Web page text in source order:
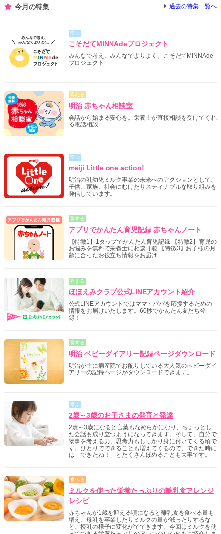
今月の特集 過去の特集一覧へ
学ぶ
こそだてMINNAdeプロジェクト
みんなで考え、みんなでよりよく。こそだてMINNAde
プロジェクト
尋ねる
明治 赤ちゃん相談室
会話から始まる安心を。栄養士が直接相談を受けてくれ
る電話相談
学ぶ
meiji Little one action!
明治の乳幼児ミルク事業の未来へのアクションとして、
子供、家族、社会にむけたサスティナブルな取り組みを
発信しています。
得する
アプリでかんたん育児記録 赤ちゃんノート
【特徴1】1タップでかんたん育児記録 【特徴2】育児の
お悩みを無料で栄養士に相談可能 【特徴3】お子様の月
齢に合ったお役立ち情報をお届け
得する
ほほえみクラブ公式LINEアカウント紹介
公式LINEアカウントではママ・パパを応援するための
情報をお届けいたします。60秒でかんたん友だち登
録！
得する
明治 ベビーダイアリー記録ページダウンロード
明治が主に病産院でお配りしている大人気のベビーダイ
アリーの記録ページがダウンロードできます。
学ぶ
2歳～3歳のお子さまの発育と発達
2歳～3歳になると言葉もなめらかになり、ちょっとし
た会話も成り立つようになってきます。そして、自分で
物事を考える力、思考力もしっかり身に付いてくる頃で
す。ひとりでできることも増えてくるので、できた時に
は「できたね！」とたくさんほめることも大事です。
食べる
ミルクを使った栄養たっぷりの離乳食アレンジ
レシピ
赤ちゃんが1歳を迎える頃になると離乳食を食べる量も
増え、母乳を卒業したりミルクの量が減ったりするな
ど、授乳の様子に変化がでてきます。今回はミルクを使